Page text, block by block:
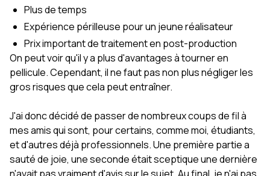
Plus de temps
Expérience périlleuse pour un jeune réalisateur
Prix important de traitement en post-production
On peut voir qu'il y a plus d'avantages à tourner en
pellicule. Cependant, il ne faut pas non plus négliger les
gros risques que cela peut entraîner.
J'ai donc décidé de passer de nombreux coups de fil à
mes amis qui sont, pour certains, comme moi, étudiants,
et d'autres déjà professionnels. Une première partie a
sauté de joie, une seconde était sceptique une dernière